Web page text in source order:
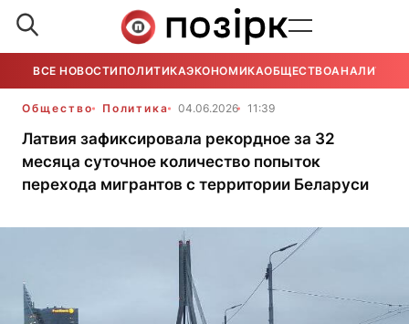
ВСЕ НОВОСТИ ПОЛИТИКАЭКОНОМИКАОБЩЕСТВОАНАЛИТИКА
Общество Политика 04.06.2026 11:39
Латвия зафиксировала рекордное за 32
месяца суточное количество попыток
перехода мигрантов с территории Беларуси